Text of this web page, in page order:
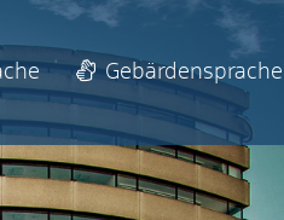
Gebärdensprache